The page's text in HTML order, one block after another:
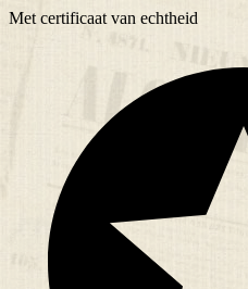
Met certificaat van echtheid